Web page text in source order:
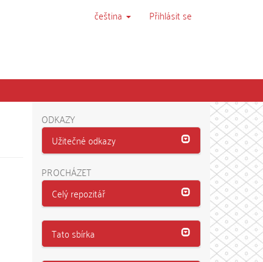
čeština Přihlásit se
ODKAZY
Užitečné odkazy
PROCHÁZET
Celý repozitář
Tato sbírka